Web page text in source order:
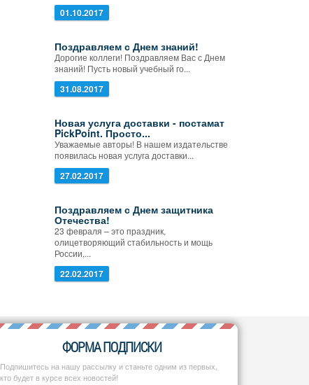
01.10.2017
Поздравляем с Днем знаний!
Дорогие коллеги! Поздравляем Вас с Днем
знаний! Пусть новый учебный го...
31.08.2017
Новая услуга доставки - постамат
PickPoint. Просто...
Уважаемые авторы! В нашем издательстве
появилась новая услуга доставки...
27.02.2017
Поздравляем с Днем защитника
Отечества!
23 февраля – это праздник,
олицетворяющий стабильность и мощь
России,...
22.02.2017
ФОРМА ПОДПИСКИ
Подпишитесь на нашу рассылку и станьте одним из первых,
кто будет в курсе всех новостей!